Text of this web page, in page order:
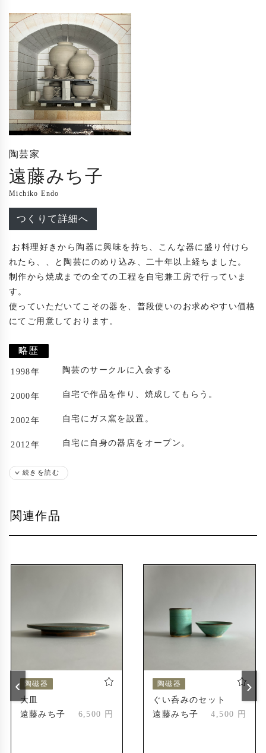
陶芸家
遠藤みち子
Michiko Endo
つくりて詳細へ
れたら、、と陶芸にのめり込み、二十年以上経ちました。
制作から焼成までの全ての工程を自宅兼工房で行っていま
す。
使っていただいてこその器を、普段使いのお求めやすい価格
にてご用意しております。
略歴
1998年 陶芸のサークルに入会する
2000年 自宅で作品を作り、焼成してもらう。
2002年 自宅にガス窯を設置。
2012年 自宅に自身の器店をオープン。
出展歴
2005年
受賞歴
2010年
続きを読む
関連作品
陶磁器
大皿
遠藤みち子
6,500 円
陶磁器
ぐい呑みのセット
遠藤みち子
4,500 円
‹ ›